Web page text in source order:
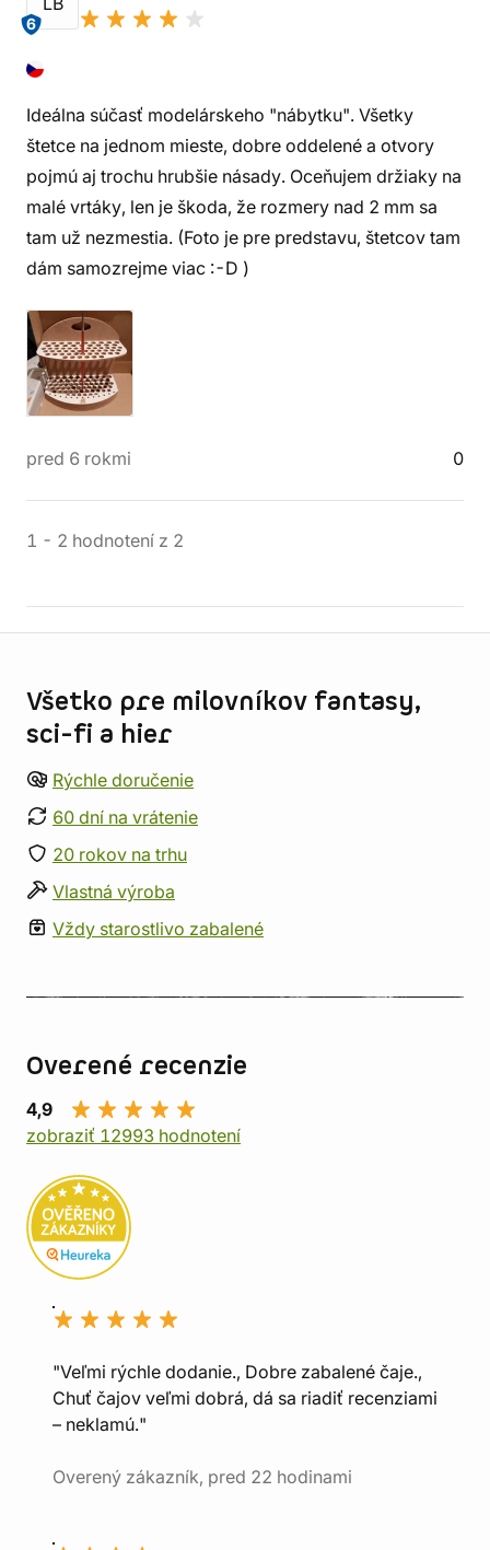
6
Ideálna súčasť modelárskeho "nábytku". Všetky
štetce na jednom mieste, dobre oddelené a otvory
pojmú aj trochu hrubšie násady. Oceňujem držiaky na
malé vrtáky, len je škoda, že rozmery nad 2 mm sa
tam už nezmestia. (Foto je pre predstavu, štetcov tam
dám samozrejme viac :-D )
pred 6 rokmi 0
1 - 2 hodnotení z 2
Všetko pre milovníkov fantasy,
sci-fi a hier
Rýchle doručenie
60 dní na vrátenie
20 rokov na trhu
Vlastná výroba
Vždy starostlivo zabalené
Overené recenzie
4,9
zobraziť 12993 hodnotení
"Veľmi rýchle dodanie., Dobre zabalené čaje.,
Chuť čajov veľmi dobrá, dá sa riadiť recenziami
– neklamú."
Overený zákazník, pred 22 hodinami